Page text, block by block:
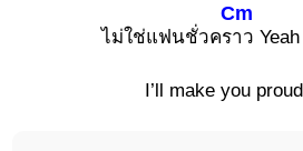
ไม่ใช่แฟนชั่วคร
Cm
าว
I’ll make you